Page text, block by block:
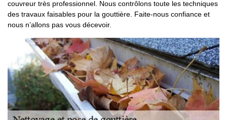
couvreur très professionnel. Nous contrôlons toute les techniques
des travaux faisables pour la gouttière. Faite-nous confiance et
nous n’allons pas vous décevoir.